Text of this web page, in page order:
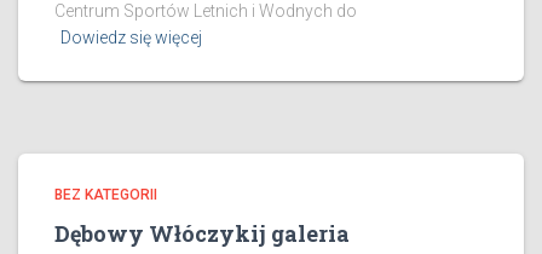
Centrum Sportów Letnich i Wodnych do
Dowiedz się więcej
BEZ KATEGORII
Dębowy Włóczykij galeria